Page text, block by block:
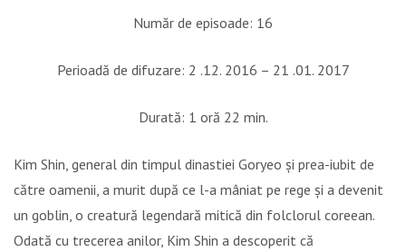
Număr de episoade: 16
Perioadă de difuzare: 2 .12. 2016 – 21 .01. 2017
Durată: 1 oră 22 min.
Kim Shin, general din timpul dinastiei Goryeo și prea-iubit de
către oamenii, a murit după ce l-a mâniat pe rege și a devenit
un goblin, o creatură legendară mitică din folclorul coreean.
Odată cu trecerea anilor, Kim Shin a descoperit că